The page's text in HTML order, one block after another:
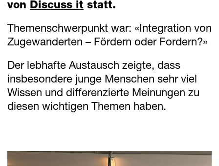
von Discuss it statt.
Themenschwerpunkt war: «Integration von
Zugewanderten – Fördern oder Fordern?»
Der lebhafte Austausch zeigte, dass
insbesondere junge Menschen sehr viel
Wissen und differenzierte Meinungen zu
diesen wichtigen Themen haben.
Downloads
Schnellzugriff
Webmail
Login Mitarbeitende
Kontakt
Downloads